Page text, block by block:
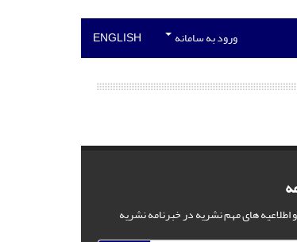
ورود به سامانه ENGLISH
اطلاعیه های مهم نشریه در خبرنامه نشریه